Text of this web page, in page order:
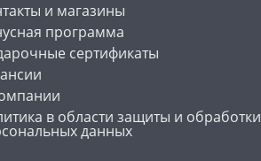
и магазины
программа
сертификаты
в области защиты и обработки
данных